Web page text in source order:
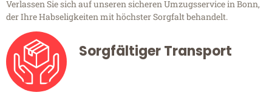
Verlassen Sie sich auf unseren sicheren Umzugsservice in Bonn,
der Ihre Habseligkeiten mit höchster Sorgfalt behandelt.
Sorgfältiger Transport